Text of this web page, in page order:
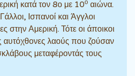
κατά τον 8ο με 10ο αιώνα.
Ισπανοί και Άγγλοι
στην Αμερική. Τότε οι άποικοι
αυτόχθονες λαούς που ζούσαν
μεταφέροντάς τους